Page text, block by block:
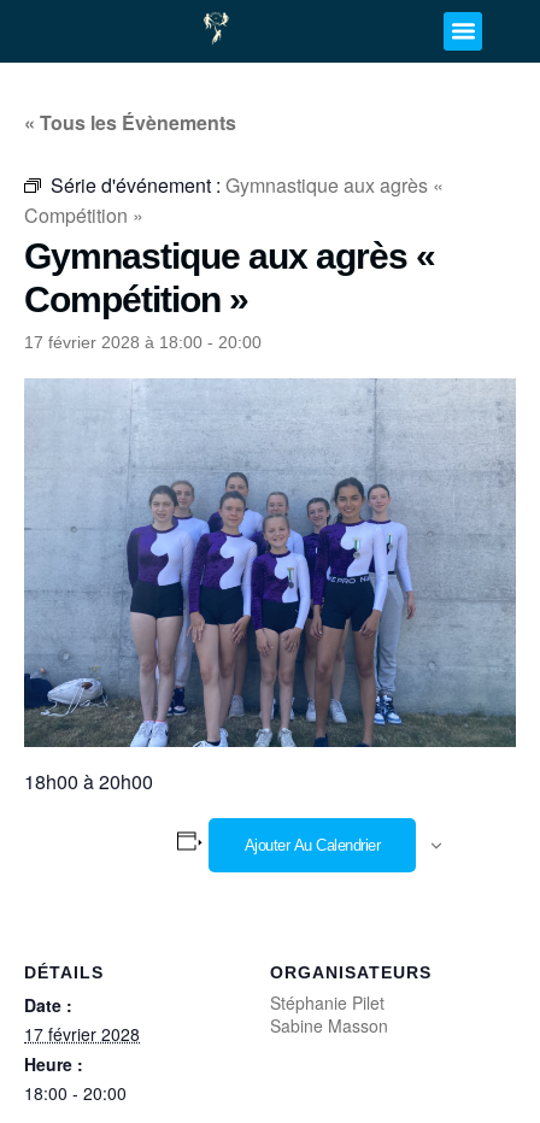
« Tous les Évènements
Série d'événement : Gymnastique aux agrès «
Compétition »
Gymnastique aux agrès «
Compétition »
17 février 2028 à 18:00 - 20:00
18h00 à 20h00
Ajouter Au Calendrier
DÉTAILS
Date :
17 février 2028
Heure :
18:00 - 20:00
ORGANISATEURS
Stéphanie Pilet
Sabine Masson